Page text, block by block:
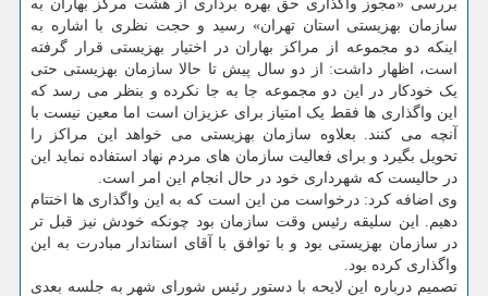
بررسی «مجوز واگذاری حق بهره برداری از هشت مرکز بهاران به
سازمان بهزیستی استان تهران» رسید و حجت نظری با اشاره به
اینکه دو مجموعه از مراکز بهاران در اختیار بهزیستی قرار گرفته
است، اظهار داشت: از دو سال پیش تا حالا سازمان بهزیستی حتی
یک خودکار در این دو مجموعه جا به جا نکرده و بنظر می رسد که
این واگذاری ها فقط یک امتیاز برای عزیزان است اما معین نیست با
آنچه می کنند. بعلاوه سازمان بهزیستی می خواهد این مراکز را
تحویل بگیرد و برای فعالیت سازمان های مردم نهاد استفاده نماید این
در حالیست که شهرداری خود در حال انجام این امر است.
وی اضافه کرد: درخواست من این است که به این واگذاری ها اختتام
دهیم. این سلیقه رئیس وقت سازمان بود چونکه خودش نیز قبل تر
در سازمان بهزیستی بود و با توافق با آقای استاندار مبادرت به این
واگذاری کرده بود.
تصمیم درباره این لایحه با دستور رئیس شورای شهر به جلسه بعدی